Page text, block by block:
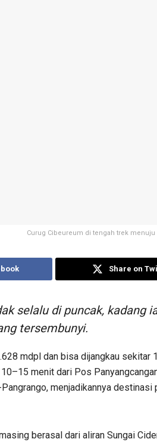
Curug Cibeureum di tengah trek
Share on
selalu di puncak, kadang
tersembunyi.
mdpl dan bisa dijangkau sekitar
menit dari Pos
menjadikannya
berasal dari aliran Sungai